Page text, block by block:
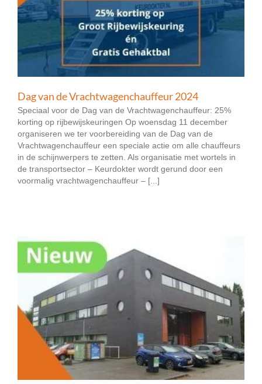
Dag van de Vrachtwagenchauffeur 2024
Speciaal voor de Dag van de Vrachtwagenchauffeur: 25%
korting op rijbewijskeuringen Op woensdag 11 december
organiseren we ter voorbereiding van de Dag van de
Vrachtwagenchauffeur een speciale actie om alle chauffeurs
in de schijnwerpers te zetten. Als organisatie met wortels in
de transportsector – Keurdokter wordt gerund door een
voormalig vrachtwagenchauffeur – [...]